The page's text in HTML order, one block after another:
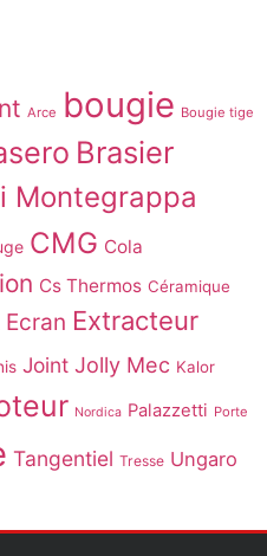
Arce bougie Bougie tige
Brasier
Montegrappa
CMG Cola
Cs Thermos Céramique
Ecran Extracteur
Joint Jolly Mec Kalor
Nordica Palazzetti Porte
Tangentiel Tresse Ungaro